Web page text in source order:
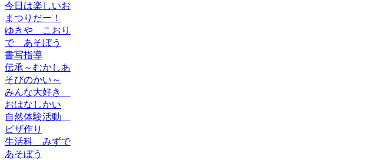
今日は楽しいお
まつりだー！
ゆきや こおり
で あそぼう
書写指導
伝承～むかしあ
そびのかい～
みんな大好き
おはなしかい
自然体験活動
ピザ作り
生活科 みずで
あそぼう